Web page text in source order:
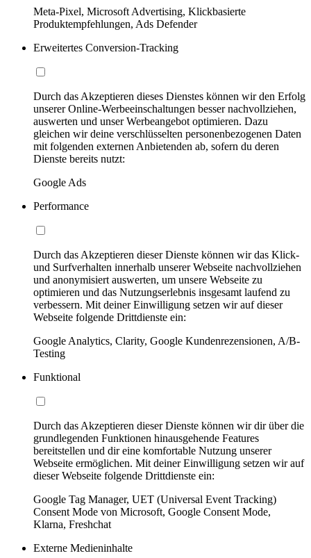
Meta-Pixel, Microsoft Advertising, Klickbasierte
Produktempfehlungen, Ads Defender
Erweitertes Conversion-Tracking
Durch das Akzeptieren dieses Dienstes können wir den Erfolg
unserer Online-Werbeeinschaltungen besser nachvollziehen,
auswerten und unser Werbeangebot optimieren. Dazu
gleichen wir deine verschlüsselten personenbezogenen Daten
mit folgenden externen Anbietenden ab, sofern du deren
Dienste bereits nutzt:
Google Ads
Performance
Durch das Akzeptieren dieser Dienste können wir das Klick-
und Surfverhalten innerhalb unserer Webseite nachvollziehen
und anonymisiert auswerten, um unsere Webseite zu
optimieren und das Nutzungserlebnis insgesamt laufend zu
verbessern. Mit deiner Einwilligung setzen wir auf dieser
Webseite folgende Drittdienste ein:
Google Analytics, Clarity, Google Kundenrezensionen, A/B-
Testing
Funktional
Durch das Akzeptieren dieser Dienste können wir dir über die
grundlegenden Funktionen hinausgehende Features
bereitstellen und dir eine komfortable Nutzung unserer
Webseite ermöglichen. Mit deiner Einwilligung setzen wir auf
dieser Webseite folgende Drittdienste ein:
Google Tag Manager, UET (Universal Event Tracking)
Consent Mode von Microsoft, Google Consent Mode,
Klarna, Freshchat
Externe Medieninhalte